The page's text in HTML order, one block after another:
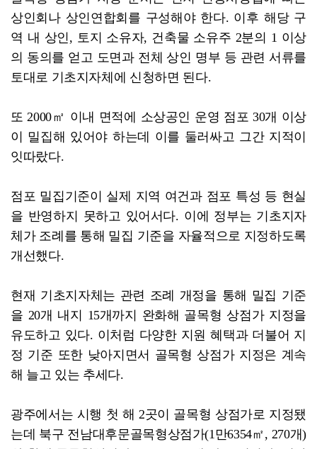
상인회나 상인연합회를 구성해야 한다. 이후 해당 구
역 내 상인, 토지 소유자, 건축물 소유주 2분의 1 이상
의 동의를 얻고 도면과 전체 상인 명부 등 관련 서류를
토대로 기초지자체에 신청하면 된다.
또 2000㎡ 이내 면적에 소상공인 운영 점포 30개 이상
이 밀집해 있어야 하는데 이를 둘러싸고 그간 지적이
잇따랐다.
점포 밀집기준이 실제 지역 여건과 점포 특성 등 현실
을 반영하지 못하고 있어서다. 이에 정부는 기초지자
체가 조례를 통해 밀집 기준을 자율적으로 지정하도록
개선했다.
현재 기초지자체는 관련 조례 개정을 통해 밀집 기준
을 20개 내지 15개까지 완화해 골목형 상점가 지정을
유도하고 있다. 이처럼 다양한 지원 혜택과 더불어 지
정 기준 또한 낮아지면서 골목형 상점가 지정은 계속
해 늘고 있는 추세다.
광주에서는 시행 첫 해 2곳이 골목형 상점가로 지정됐
는데 북구 전남대후문골목형상점가(1만6354㎡, 270개)